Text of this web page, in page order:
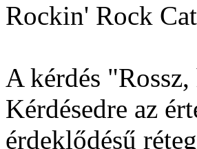
Rockin' Rock
A kérdés
Kérdésedre az
érdeklődésű